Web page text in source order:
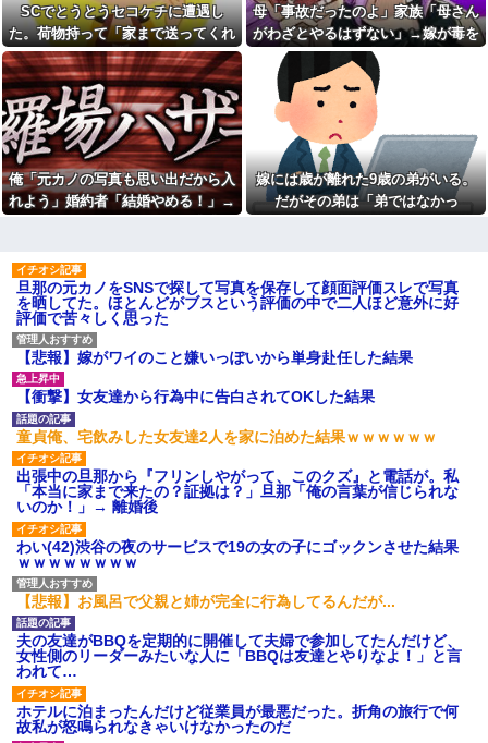
私「もう離婚したい」夫「お
前は一生俺のために生きろ」→
話し合いになるはずが恐ろしい
要求を突き付けられて…
【画像】アナウンサー「え、
私がスピードスケートのピチピ
チユニフォーム着るんです
か…？ﾑﾁｨ！！」←これはお前ら
に刺さるやろw w w w w w w w
「いきなりステーキ」の反対
ｗｗｗｗｗｗｗｗｗ
色々副業に手を出したけど、
結局残業するのが1番稼げるな
「ほいっ見積もりな！」ワイ
「金額おかしくね？」←お前ら
もそう思うよな？？？？？
【速報】へずまりゅうさん、
完全に聖人の顔へ←これw w w
w w w w w
兄嫁「正月に帰るから、ゲー
ムと、いいお肉と酒と、お風呂
グッズの準備しとけよ」寝起き
の私「知るかボケ」兄嫁「キィ
ィィィー！！！！」私「あ…」
【悲報】 有吉、一般人に「ド
正論」を叩きつけて炎上ｗｗｗ
ｗｗｗｗｗ
義父「事故を起こす前に免許
を返そうと思う」私「その決断
は立派ですね…」→義父の一言
に胸が熱くなって…
ハードオフに売っていた4万
4000円のフィギュアがヤバすぎ
るｗｗｗｗｗｗ「こんな高い
の？ｗｗ」「逆に超安い」
私「ちょっと、人の家の金庫
触らないでよ！」キチママ『そ
こに金庫があったから、開けて
みようとしただけ☆』義兄「泥
は出てけ！二度と来るな！」結
果・・・
持ってる」って聞かれ「読んで
ない」と答えた結果他
なぁ、永久機関ってなんで絶
対に作れないん？
職場にいる「仕事ゼロ・ゴマ
すり100」の40代主婦Aさん、業
務は「無理ですぅ」と拒否する
のに他人に嫌われたくてヨイシ
ョとお菓子配りだけ全力すぎる
【閲覧注意】元臆女キャバ嬢
の首吊り自●配信、拡散されまく
って終わるｗｗｗｗｗｗｗ
友人(保育士)が２０年前に受け
るって！』とメールして・・・
【衝撃】帰宅すると嫁が赤ん
とはｗｗｗｗ
付きまとっている。ふるさと納
税も頼みたいけれど入れる場所
母「事故だったのよ」家族
い」→嫁が毒を飲まされ子ども
を失ったのに信じてもらえず…
た形跡が・・・
前妻に育児放棄され22歳にもな
ってむくれて家出するような幼
娘だけでも返して欲しい
勝って欲しいスポーツの試合
主な税金の成り立ちを調べて
みたよ
SCでとうとうセコケチに遭遇し
た。荷物持って「家まで送ってくれ
ない」って言ってきて...
母「事故だったのよ」家族「母さん
がわざとやるはずない」→嫁が毒を
飲まされ子どもを失ったのに信じて
もらえず…
俺「元カノの写真も思い出だから入
れよう」婚約者「結婚やめる！」→
嫁には歳が離れた9歳の弟がいる。
だがその弟は「弟ではなかっ
旦那の元カノをSNSで探して写真を保存して顔面評価スレで写真
を晒してた。ほとんどがブスという評価の中で二人ほど意外に好
評価で苦々しく思った
【悲報】嫁がワイのこと嫌いっぽいから単身赴任した結果
【衝撃】女友達から行為中に告白されてOKした結果
童貞俺、宅飲みした女友達2人を家に泊めた結果ｗｗｗｗｗｗ
出張中の旦那から『フリンしやがって、このクズ』と電話が。私
「本当に家まで来たの？証拠は？」旦那「俺の言葉が信じられな
いのか！」→ 離婚後
わい(42)渋谷の夜のサービスで19の女の子にゴックンさせた結果
ｗｗｗｗｗｗｗｗ
【悲報】お風呂で父親と姉が完全に行為してるんだが...
夫の友達がBBQを定期的に開催して夫婦で参加してたんだけど、
女性側のリーダーみたいな人に「BBQは友達とやりなよ！」と言
われて…
ホテルに泊まったんだけど従業員が最悪だった。折角の旅行で何
故私が怒鳴られなきゃいけなかったのだ